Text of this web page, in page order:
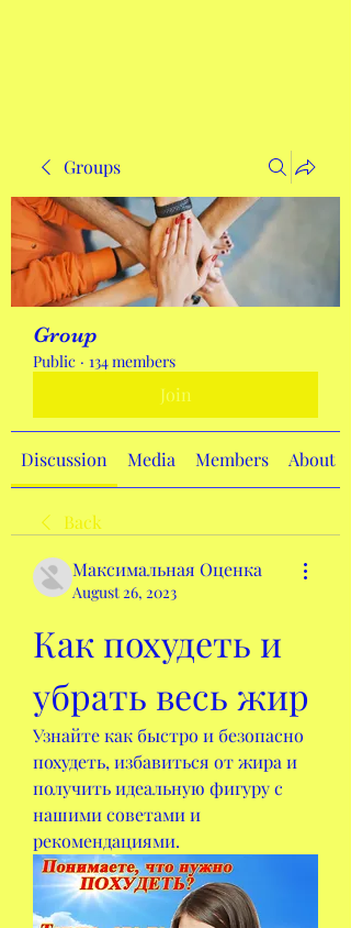
Groups
Group
Public · 134 members
Join
Discussion Media Members About
Back
Максимальная Оценка
August 26, 2023
Как похудеть и
убрать весь жир
Узнайте как быстро и безопасно
похудеть, избавиться от жира и
получить идеальную фигуру с
нашими советами и
рекомендациями.